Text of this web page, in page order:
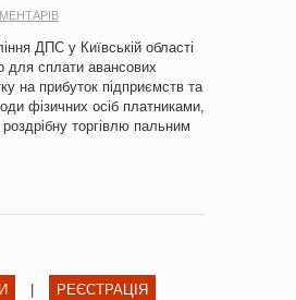
ДПС у Київській області
для сплати авансових
на прибуток підприємств та
фізичних осіб платниками,
торгівлю пальним
РЕЄСТРАЦІЯ